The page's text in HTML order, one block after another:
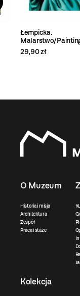
Łempicka.
Malarstwo/
29,90 zł
O Muzeum
Historia i misja
Architektura
Zespół
Praca i staże
Kolekcja